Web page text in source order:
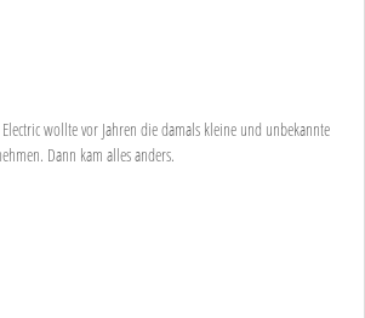
wollte vor Jahren die damals kleine und unbekannte
Dann kam alles anders.